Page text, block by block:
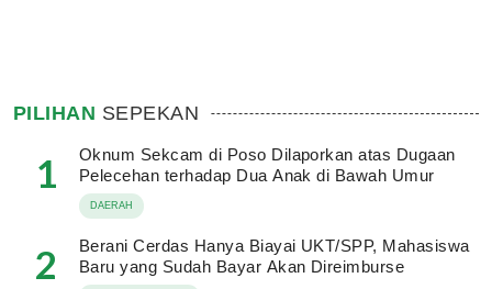
PILIHAN SEPEKAN
1
Oknum Sekcam di Poso Dilaporkan atas Dugaan
Pelecehan terhadap Dua Anak di Bawah Umur
DAERAH
2
Berani Cerdas Hanya Biayai UKT/SPP, Mahasiswa
Baru yang Sudah Bayar Akan Direimburse